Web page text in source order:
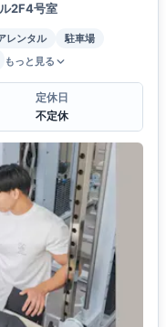
2F4号室
レンタル
駐車場
もっと見る
定休日
不定休